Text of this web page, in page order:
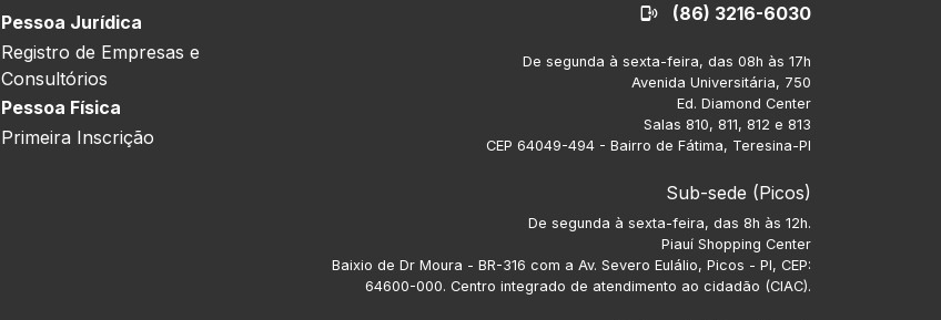
Pessoa Jurídica
Registro de Empresas e
Consultórios
Pessoa Física
Primeira Inscrição
(86) 3216-6030
De segunda à sexta-feira, das 08h às 17h
Avenida Universitária, 750
Ed. Diamond Center
Salas 810, 811, 812 e 813
CEP 64049-494 - Bairro de Fátima, Teresina-PI
Sub-sede (Picos)
De segunda à sexta-feira, das 8h às 12h.
Piauí Shopping Center
Baixio de Dr Moura - BR-316 com a Av. Severo Eulálio, Picos - PI, CEP:
64600-000. Centro integrado de atendimento ao cidadão (CIAC).